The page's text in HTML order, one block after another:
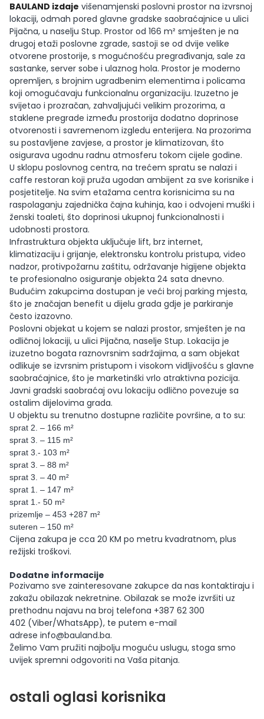
BAULAND izdaje višenamjenski poslovni prostor na izvrsnoj
lokaciji, odmah pored glavne gradske saobraćajnice u ulici
Pijačna, u naselju Stup. Prostor od 166 m² smješten je na
drugoj etaži poslovne zgrade, sastoji se od dvije velike
otvorene prostorije, s mogućnošću pregrađivanja, sale za
sastanke, server sobe i ulaznog hola. Prostor je moderno
opremljen, s brojnim ugradbenim elementima i policama
koji omogućavaju funkcionalnu organizaciju. Izuzetno je
svijetao i prozračan, zahvaljujući velikim prozorima, a
staklene pregrade između prostorija dodatno doprinose
otvorenosti i savremenom izgledu enterijera. Na prozorima
su postavljene zavjese, a prostor je klimatizovan, što
osigurava ugodnu radnu atmosferu tokom cijele godine.
U sklopu poslovnog centra, na trećem spratu se nalazi i
caffe restoran koji pruža ugodan ambijent za sve korisnike i
posjetitelje. Na svim etažama centra korisnicima su na
raspolaganju zajednička čajna kuhinja, kao i odvojeni muški i
ženski toaleti, što doprinosi ukupnoj funkcionalnosti i
udobnosti prostora.
Infrastruktura objekta uključuje lift, brz internet,
klimatizaciju i grijanje, elektronsku kontrolu pristupa, video
nadzor, protivpožarnu zaštitu, održavanje higijene objekta
te profesionalno osiguranje objekta 24 sata dnevno.
Budućim zakupcima dostupan je veći broj parking mjesta,
što je značajan benefit u dijelu grada gdje je parkiranje
često izazovno.
Poslovni objekat u kojem se nalazi prostor, smješten je na
odličnoj lokaciji, u ulici Pijačna, naselje Stup. Lokacija je
izuzetno bogata raznovrsnim sadržajima, a sam objekat
odlikuje se izvrsnim pristupom i visokom vidljivošću s glavne
saobraćajnice, što je marketinški vrlo atraktivna pozicija.
Javni gradski saobraćaj ovu lokaciju odlično povezuje sa
ostalim dijelovima grada.
U objektu su trenutno dostupne različite površine, a to su:
sprat 2. – 166 m²
sprat 3. – 115 m²
sprat 3.- 103 m²
sprat 3. – 88 m²
sprat 3. – 40 m²
sprat 1. – 147 m²
sprat 1.- 50 m²
prizemlje – 453 +287 m²
suteren – 150 m²
Cijena zakupa je cca 20 KM po metru kvadratnom, plus
režijski troškovi.
Dodatne informacije
Pozivamo sve zainteresovane zakupce da nas kontaktiraju i
zakažu obilazak nekretnine. Obilazak se može izvršiti uz
prethodnu najavu na broj telefona +387 62 300
402 (Viber/WhatsApp), te putem e-mail
adrese info@bauland.ba.
Želimo Vam pružiti najbolju moguću uslugu, stoga smo
uvijek spremni odgovoriti na Vaša pitanja.
ostali oglasi korisnika